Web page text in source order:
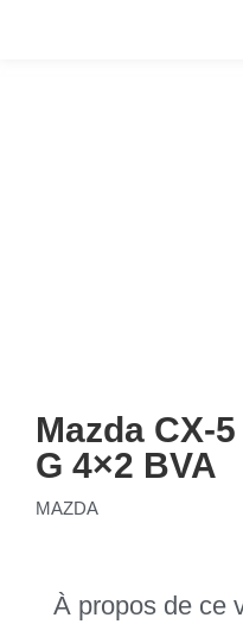
Mazda CX-
G 4×2 BVA
MAZDA
À propos de ce